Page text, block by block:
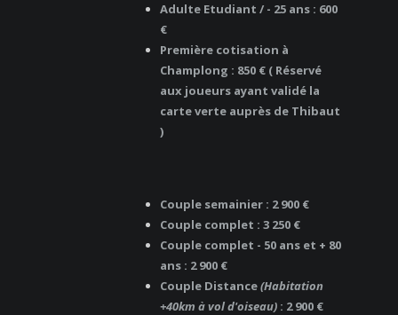
Adulte Etudiant / - 25 ans : 600
€
Première cotisation à
Champlong : 850 € ( Réservé
aux joueurs ayant validé la
carte verte auprès de Thibaut
)
Couple semainier : 2 900 €
Couple complet : 3 250 €
Couple complet - 50 ans et + 80
ans : 2 900 €
Couple Distance(Habitation
+40km à vol d'oiseau) : 2 900 €